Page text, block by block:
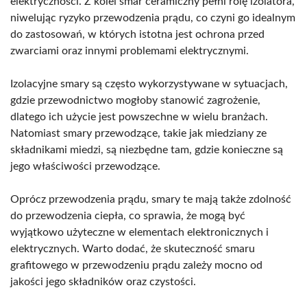
niwelując ryzyko przewodzenia prądu, co czyni go idealnym
do zastosowań, w których istotna jest ochrona przed
zwarciami oraz innymi problemami elektrycznymi.
Izolacyjne smary są często wykorzystywane w sytuacjach,
gdzie przewodnictwo mogłoby stanowić zagrożenie,
dlatego ich użycie jest powszechne w wielu branżach.
Natomiast smary przewodzące, takie jak miedziany ze
składnikami miedzi, są niezbędne tam, gdzie konieczne są
jego właściwości przewodzące.
Oprócz przewodzenia prądu, smary te mają także zdolność
do przewodzenia ciepła, co sprawia, że mogą być
wyjątkowo użyteczne w elementach elektronicznych i
elektrycznych. Warto dodać, że skuteczność smaru
grafitowego w przewodzeniu prądu zależy mocno od
jakości jego składników oraz czystości.